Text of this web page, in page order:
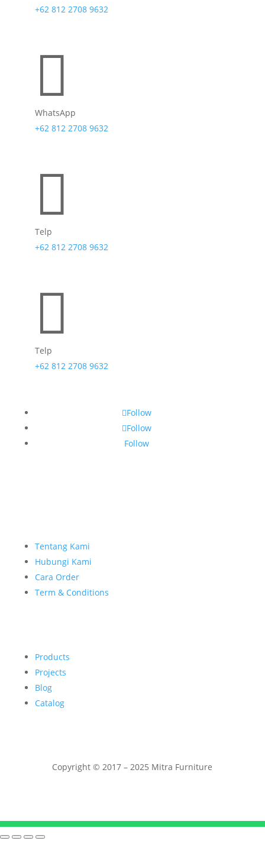
+62 812 2708 9632

WhatsApp
+62 812 2708 9632

Telp
+62 812 2708 9632

Telp
+62 812 2708 9632
Follow
Follow
Follow
Tentang Kami
Hubungi Kami
Cara Order
Term & Conditions
Products
Projects
Blog
Catalog
Copyright © 2017 – 2025 Mitra Furniture
Telepon